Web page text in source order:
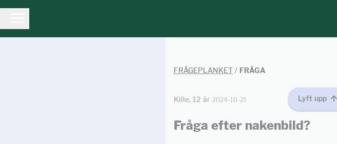
FRÅGEPLANKET / FRÅGA
Kille, 12 år 2024-10-21 Lyft upp
Fråga efter nakenbild?